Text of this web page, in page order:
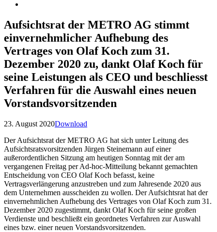
Aufsichtsrat der METRO AG stimmt
einvernehmlicher Aufhebung des
Vertrages von Olaf Koch zum 31.
Dezember 2020 zu, dankt Olaf Koch für
seine Leistungen als CEO und beschliesst
Verfahren für die Auswahl eines neuen
Vorstandsvorsitzenden
23. August 2020Download
Der Aufsichtsrat der METRO AG hat sich unter Leitung des
Aufsichtsratsvorsitzenden Jürgen Steinemann auf einer
außerordentlichen Sitzung am heutigen Sonntag mit der am
vergangenen Freitag per Ad-hoc-Mitteilung bekannt gemachten
Entscheidung von CEO Olaf Koch befasst, keine
Vertragsverlängerung anzustreben und zum Jahresende 2020 aus
dem Unternehmen ausscheiden zu wollen. Der Aufsichtsrat hat der
einvernehmlichen Aufhebung des Vertrages von Olaf Koch zum 31.
Dezember 2020 zugestimmt, dankt Olaf Koch für seine großen
Verdienste und beschließt ein geordnetes Verfahren zur Auswahl
eines bzw. einer neuen Vorstandsvorsitzenden.